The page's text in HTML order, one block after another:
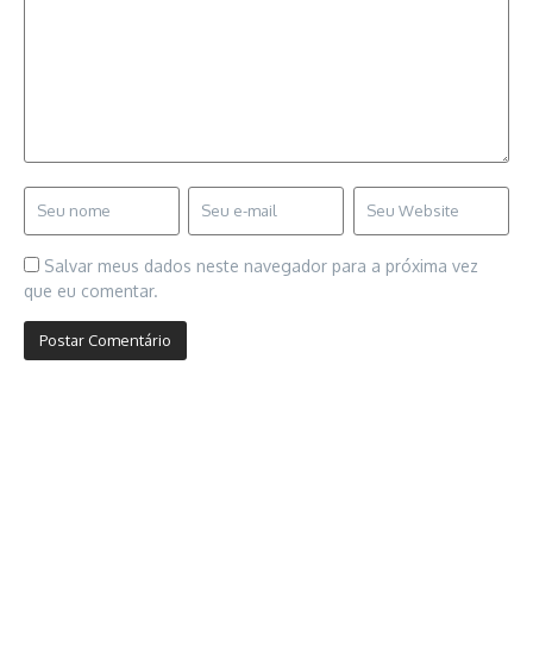
Salvar meus dados neste navegador para a próxima vez
que eu comentar.